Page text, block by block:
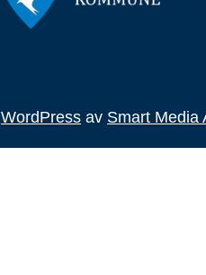
WordPress av Smart Media